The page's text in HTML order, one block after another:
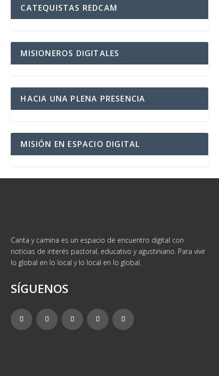
CATEQUISTAS REDCAM
MISIONEROS DIGITALES
HACIA UNA PLENA PRESENCIA
MISIÓN EN ESPACIO DIGITAL
Canta y camina es un espacio de encuentro digital con
noticias de interés pastoral, educativo y agustiniano. Para vivir
lo global en lo local y lo local en lo global.
SÍGUENOS